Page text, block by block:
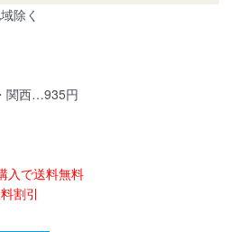
除く
関西…935円
入で送料無料
割引